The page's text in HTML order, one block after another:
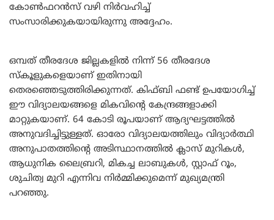
കോൺഫറൻസ് വഴി നിർവഹിച്ച്
സംസാരിക്കുകയായിരുന്നു അദ്ദേഹം.
ഒമ്പത് തീരദേശ ജില്ലകളിൽ നിന്ന് 56 തീരദേശ
സ്‌കൂളുകളെയാണ് ഇതിനായി
തെരഞ്ഞെടുത്തിരിക്കുന്നത്. കിഫ്ബി ഫണ്ട് ഉപയോഗിച്ച്
ഈ വിദ്യാലയങ്ങളെ മികവിന്റെ കേന്ദ്രങ്ങളാക്കി
മാറ്റുകയാണ്. 64 കോടി രൂപയാണ് ആദ്യഘട്ടത്തിൽ
അനുവദിച്ചിട്ടുള്ളത്. ഓരോ വിദ്യാലയത്തിലും വിദ്യാർത്ഥി
അനുപാതത്തിന്റെ അടിസ്ഥാനത്തിൽ ക്ലാസ് മുറികൾ,
ആധുനിക ലൈബ്രറി, മികച്ച ലാബുകൾ, സ്റ്റാഫ് റൂം,
ശുചിത്വ മുറി എന്നിവ നിർമ്മിക്കുമെന്ന് മുഖ്യമന്ത്രി
പറഞ്ഞു.